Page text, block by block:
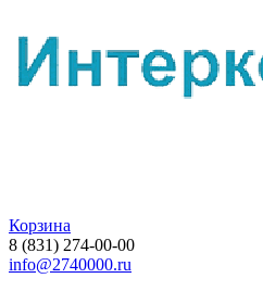
Корзина
8 (831) 274-00-00
info@2740000.ru